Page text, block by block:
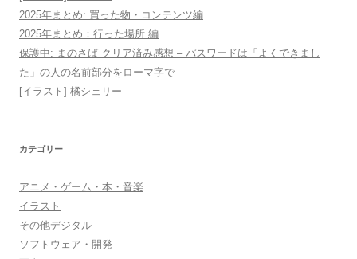
2025年まとめ: 買った物・コンテンツ編
2025年まとめ：行った場所 編
保護中: まのさば クリア済み感想 – パスワードは「よくできまし
た」の人の名前部分をローマ字で
[イラスト] 橘シェリー
カテゴリー
アニメ・ゲーム・本・音楽
イラスト
その他デジタル
ソフトウェア・開発